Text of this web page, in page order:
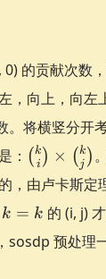
0) 的贡献次数
，向上，向左
。将横竖分开
： \binom{k}
{i} \times
{j}
( i
k ) × ( j
k )
，由卢卡斯定
k = k 的 (i, j)
，sosdp 预处理